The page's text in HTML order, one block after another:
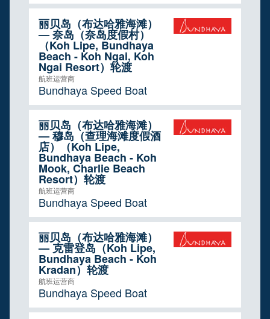
丽贝岛（布达哈雅海滩）
— 奈岛（奈岛度假村）
（Koh Lipe, Bundhaya
Beach - Koh Ngai, Koh
Ngai Resort）轮渡
航班运营商
Bundhaya Speed Boat
丽贝岛（布达哈雅海滩）
— 穆岛（查理海滩度假酒
店）（Koh Lipe,
Bundhaya Beach - Koh
Mook, Charlie Beach
Resort）轮渡
航班运营商
Bundhaya Speed Boat
丽贝岛（布达哈雅海滩）
— 克雷登岛（Koh Lipe,
Bundhaya Beach - Koh
Kradan）轮渡
航班运营商
Bundhaya Speed Boat